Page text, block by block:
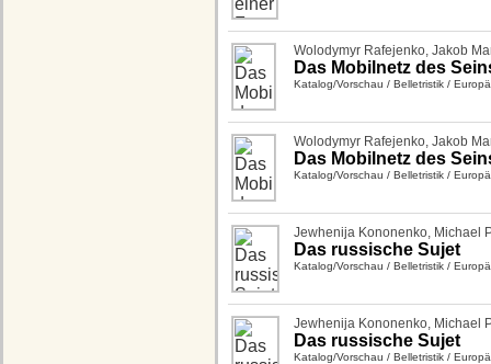
Wolodymyr Rafejenko, Jakob
Das Mobilnetz des
Katalog/Vorschau / Belletristik /
Wolodymyr Rafejenko, Jakob
Das Mobilnetz des
Katalog/Vorschau / Belletristik /
Jewhenija Kononenko, Michael
Das russische Sujet
Katalog/Vorschau / Belletristik /
Jewhenija Kononenko, Michael
Das russische Sujet
Katalog/Vorschau / Belletristik /